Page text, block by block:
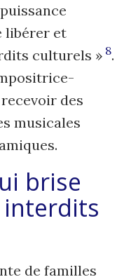
libérer et
culturels » 8.
des
musicales
brise
interdits
de familles